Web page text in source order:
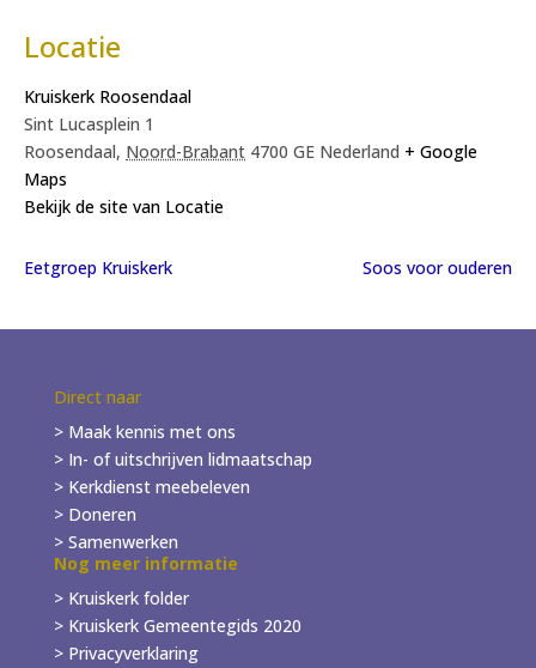
Locatie
Kruiskerk Roosendaal
Sint Lucasplein 1
Roosendaal, Noord-Brabant 4700 GE Nederland + Google
Maps
Bekijk de site van Locatie
Eetgroep Kruiskerk Soos voor ouderen
Direct naar
> Maak kennis met ons
> In- ofuitschrijven lidmaatschap
> Kerkdienst meebeleven
> Doneren
> Samenwerken
Nog meer informatie
> Kruiskerk folder
>Kruiskerk Gemeentegids 2020
> Privacyverklaring